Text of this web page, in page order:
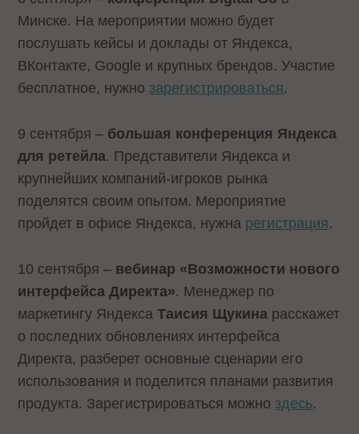
Минске. На мероприятии можно будет
послушать кейсы и доклады от Яндекса,
ВКонтакте, Google и крупных брендов. Участие
бесплатное, нужно зарегистрироваться.
9 сентября – большая конференция Яндекса
для ретейла. Представители Яндекса и
крупнейших компаний-игроков рынка
поделятся своим опытом. Мероприятие
пройдет в офисе Яндекса, нужна регистрация.
10 сентября – вебинар «Возможности нового
интерфейса Директа». Менеджер по
маркетингу ЯндексаТаисия Щукина расскажет
о последних обновлениях интерфейса
Директа, разберет основные сценарии его
использования и поделится планами развития
продукта. Зарегистрироваться можно здесь.